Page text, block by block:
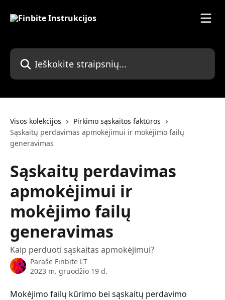
Ieškokite straipsnių...
Visos kolekcijos
Pirkimo sąskaitos faktūros
Sąskaitų perdavimas apmokėjimui ir mokėjimo failų
generavimas
Sąskaitų perdavimas
apmokėjimui ir
mokėjimo failų
generavimas
Kaip perduoti sąskaitas apmokėjimui?
Parašė Finbite LT
2023 m. gruodžio 19 d.
Mokėjimo failų kūrimo bei sąskaitų perdavimo